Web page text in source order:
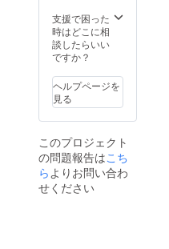
支援で困った
時はどこに相
談したらいい
ですか？
ヘルプページを
見る
このプロジェクト
の問題報告はこち
ら よりお問い合わ
せください